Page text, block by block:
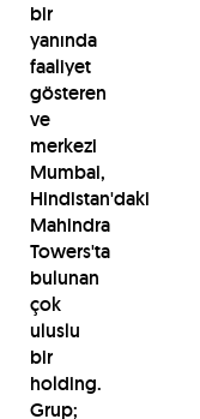
bir
yanında
faaliyet
gösteren
ve
merkezi
Mumbai,
Hindistan'daki
Mahindra
Towers'ta
bulunan
çok
uluslu
bir
holding.
Grup;